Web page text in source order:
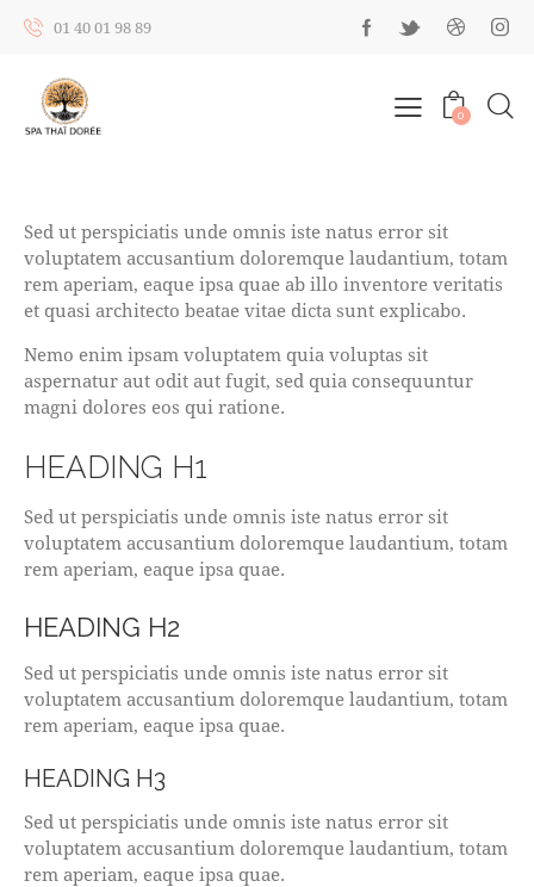
01 40 01 98 89
0
Sed ut perspiciatis unde omnis iste natus error sit
voluptatem accusantium doloremque laudantium, totam
rem aperiam, eaque ipsa quae ab illo inventore veritatis
et quasi architecto beatae vitae dicta sunt explicabo.
Nemo enim ipsam voluptatem quia voluptas sit
aspernatur aut odit aut fugit, sed quia consequuntur
magni dolores eos qui ratione.
HEADING H1
Sed ut perspiciatis unde omnis iste natus error sit
voluptatem accusantium doloremque laudantium, totam
rem aperiam, eaque ipsa quae.
HEADING H2
Sed ut perspiciatis unde omnis iste natus error sit
voluptatem accusantium doloremque laudantium, totam
rem aperiam, eaque ipsa quae.
HEADING H3
Sed ut perspiciatis unde omnis iste natus error sit
voluptatem accusantium doloremque laudantium, totam
rem aperiam, eaque ipsa quae.